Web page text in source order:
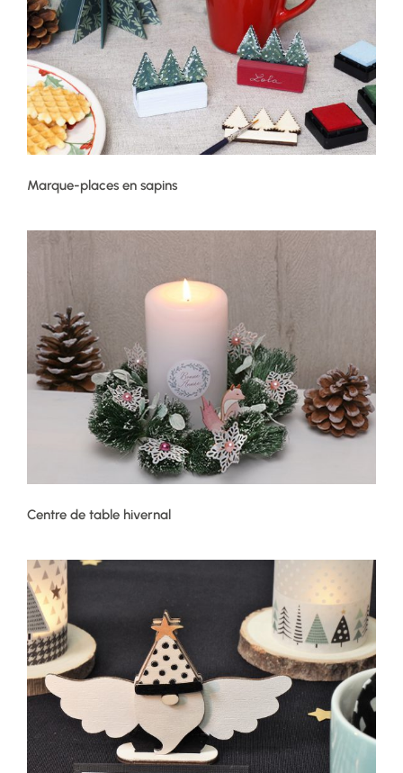
Marque-places en sapins
Centre de table hivernal